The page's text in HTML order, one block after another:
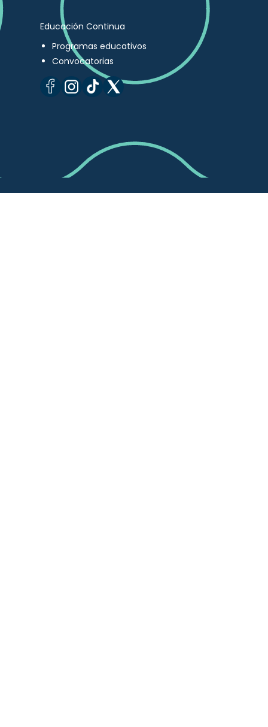
Educación Continua
Programas educativos
Convocatorias